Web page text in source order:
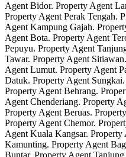
Agent Bidor. Property Agent
Property Agent Perak Tengah.
Agent Kampung Gajah.
Agent Bota. Property Agent
Pepuyu. Property Agent
Tawar. Property Agent
Agent Lumut. Property Agent
Datuk. Property Agent
Property Agent Behrang.
Agent Chenderiang. Property
Property Agent Beruas.
Property Agent Chemor.
Agent Kuala Kangsar.
Kamunting. Property Agent
Buntar. Property Agent